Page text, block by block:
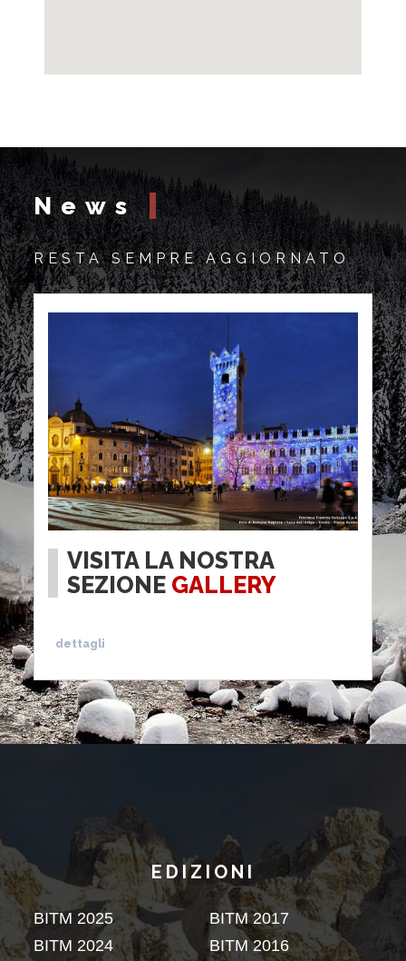
News
RESTA SEMPRE AGGIORNATO
VISITA LA NOSTRA
SEZIONE GALLERY
dettagli
EDIZIONI